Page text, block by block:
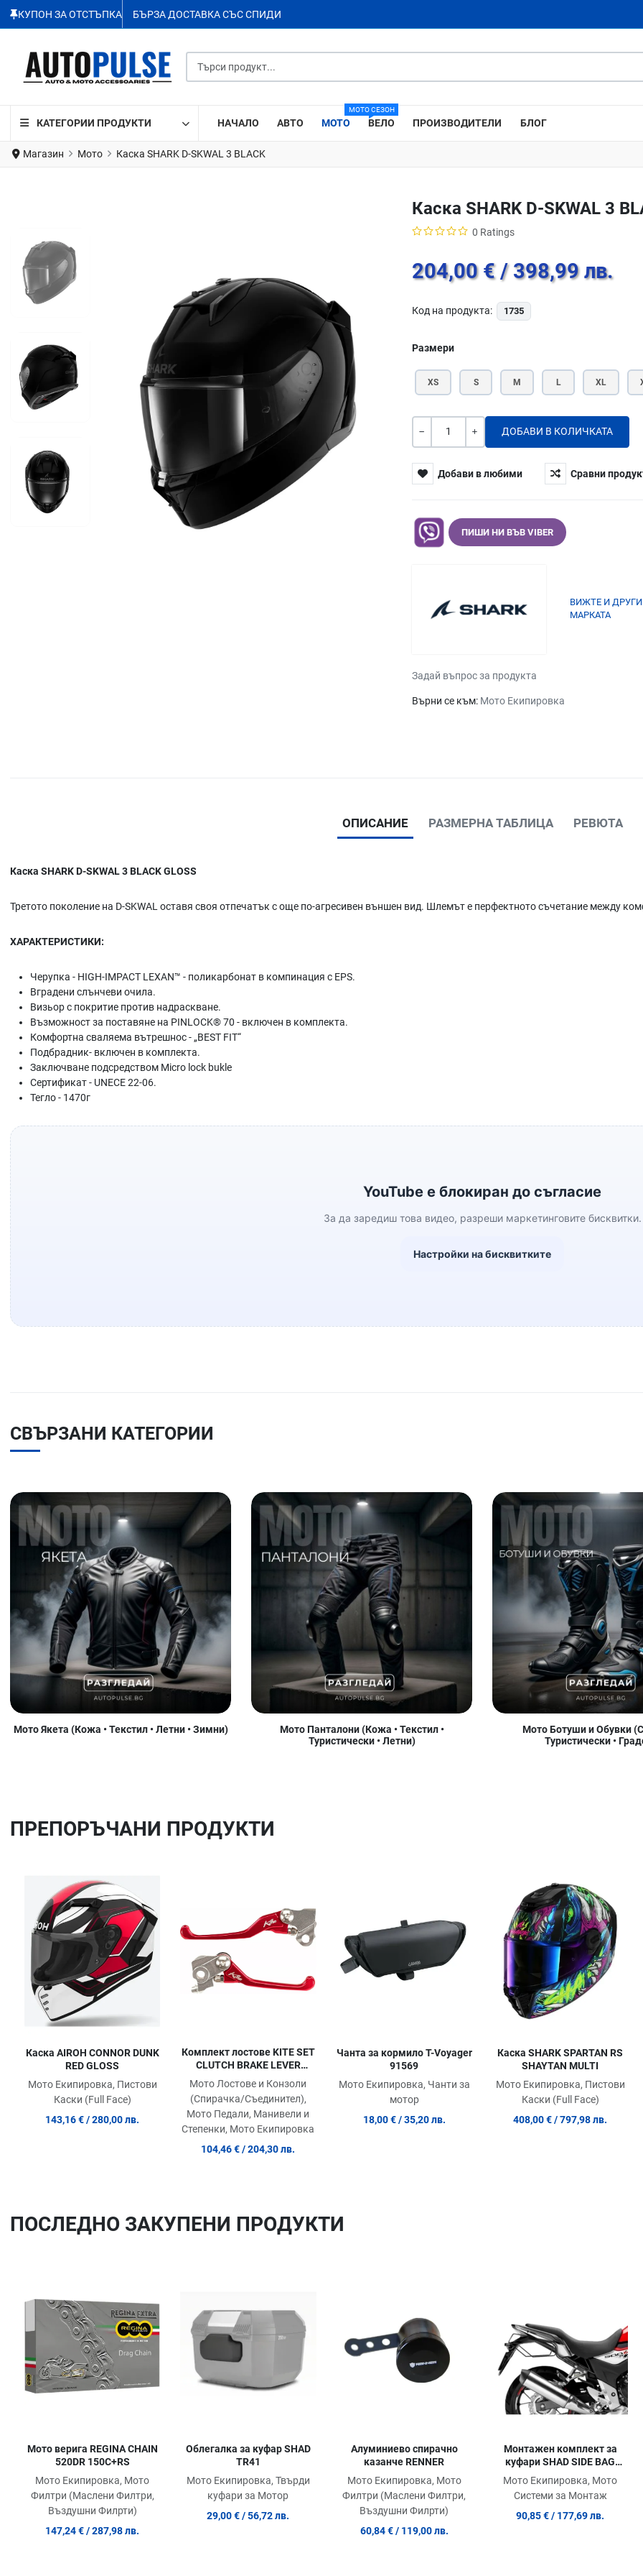
КУПОН ЗА ОТСТЪПКА БЪРЗА ДОСТАВКА СЪС СПИДИ
КАТЕГОРИИ ПРОДУКТИ НАЧАЛО АВТО МОТО
МОТО СЕЗОН
ВЕЛО ПРОИЗВОДИТЕЛИ БЛОГ
Магазин Мото Каска SHARK D-SKWAL 3 BLACK
Каска SHARK D-SKWAL 3
0 Ratings
204,00 € / 398,99 лв.
Код на продукта: 1735
Размери
XS S M L XL
Количество
Добави в любими Сравни
ПИШИ НИ ВЪВ VIBER
ВИЖТЕ И
МАРКАТА
Задай въпрос за продукта
Върни се към: Мото Екипировка
ОПИСАНИЕ РАЗМЕРНА ТАБЛИЦА РЕВЮТА
Каска SHARK D-SKWAL 3 BLACK GLOSS
Третото поколение на D-SKWAL оставя своя отпечатък с още по-агресивен външен вид. Шлемът е перфектното съчетание между
ХАРАКТЕРИСТИКИ:
Черупка - HIGH-IMPACT LEXAN™ - поликарбонат в компинация с EPS.
Вградени слънчеви очила.
Визьор с покритие против надраскване.
Възможност за поставяне на PINLOCK® 70 - включен в комплекта.
Комфортна сваляема вътрешнос - „BEST FIT“
Подбрадник- включен в комплекта.
Заключване подсредством Micro lock bukle
Сертификат - UNECE 22-06.
Тегло - 1470г
YouTube е блокиран до съгласие
За да заредиш това видео, разреши маркетинговите бисквитки.
Настройки на бисквитките
СВЪРЗАНИ КАТЕГОРИИ
Мото Якета (Кожа • Текстил • Летни • Зимни)
Мото Панталони (Кожа • Текстил •
Туристически • Летни)
Мото Ботуши и Обувки
Туристически •
ПРЕПОРЪЧАНИ ПРОДУКТИ
Quick View
Каска AIROH CONNOR DUNK
RED GLOSS
Мото Екипировка, Пистови
Каски (Full Face)
143,16 €/ 280,00 лв.
Quick View
Комплект лостове KITE SET
CLUTCH BRAKE LEVER
Ktm/Gasgas/Husq Red 2016-
24
Мото Лостове и Конзоли
(Спирачка/Съединител),
Мото Педали, Манивели и
Степенки, Мото Екипировка
104,46 € / 204,30 лв.
Сравни продукт
Quick View
Чанта за кормило T-Voyager
91569
Мото Екипировка, Чанти за
мотор
18,00 €/ 35,20 лв.
Каска SHARK SPARTAN RS
SHAYTAN MULTI
Мото Екипировка, Пистови
Каски (Full Face)
408,00 €/ 797,98 лв.
ПОСЛЕДНO ЗАКУПЕНИ ПРОДУКТИ
Quick View
Мото верига REGINA CHAIN
520DR 150C+RS
Мото Екипировка, Мото
Филтри (Маслени Филтри,
Въздушни Филрти)
147,24 €/ 287,98 лв.
Quick View
Облегалка за куфар SHAD
TR41
Мото Екипировка, Твърди
куфари за Мотор
29,00 € / 56,72 лв.
Quick View
Алуминиево спирачно
казанче RENNER
Мото Екипировка, Мото
Филтри (Маслени Филтри,
Въздушни Филрти)
60,84 €/ 119,00 лв.
Монтажен комплект за
куфари SHAD SIDE BAG
HOLDER HONDA
CB500F/CBR500R/CB500X
'16
Мото Екипировка, Мото
Системи за Монтаж
90,85 €/ 177,69 лв.